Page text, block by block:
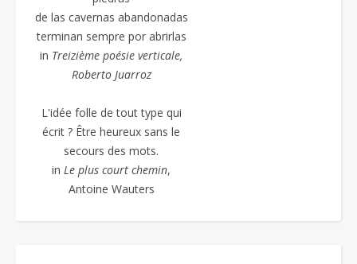
de las cavernas abandonadas
terminan sempre por abrirlas
in Treizième poésie verticale,
Roberto Juarroz
L'idée folle de tout type qui
écrit ? Être heureux sans le
secours des mots.
in Le plus court chemin,
Antoine Wauters